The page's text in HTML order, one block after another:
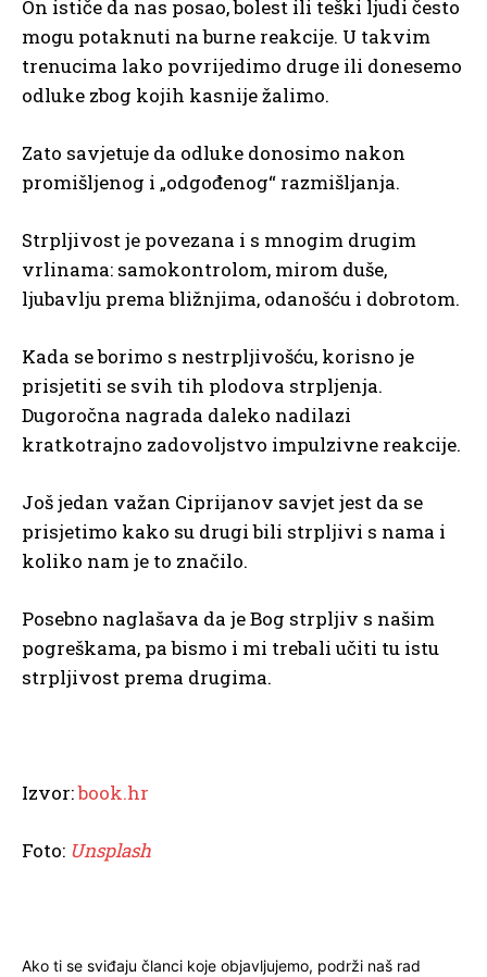
On ističe da nas posao, bolest ili teški ljudi često
mogu potaknuti na burne reakcije. U takvim
trenucima lako povrijedimo druge ili donesemo
odluke zbog kojih kasnije žalimo.
Zato savjetuje da odluke donosimo nakon
promišljenog i „odgođenog“ razmišljanja.
Strpljivost je povezana i s mnogim drugim
vrlinama: samokontrolom, mirom duše,
ljubavlju prema bližnjima, odanošću i dobrotom.
Kada se borimo s nestrpljivošću, korisno je
prisjetiti se svih tih plodova strpljenja.
Dugoročna nagrada daleko nadilazi
kratkotrajno zadovoljstvo impulzivne reakcije.
Još jedan važan Ciprijanov savjet jest da se
prisjetimo kako su drugi bili strpljivi s nama i
koliko nam je to značilo.
Posebno naglašava da je Bog strpljiv s našim
pogreškama, pa bismo i mi trebali učiti tu istu
strpljivost prema drugima.
Izvor:book.hr
Foto: Unsplash
Ako ti se sviđaju članci koje objavljujemo, podrži naš rad